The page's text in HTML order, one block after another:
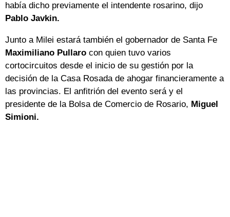
había dicho previamente el intendente rosarino, dijo
Pablo Javkin.
Junto a Milei estará también el gobernador de Santa Fe
Maximiliano Pullaro con quien tuvo varios
cortocircuitos desde el inicio de su gestión por la
decisión de la Casa Rosada de ahogar financieramente a
las provincias. El anfitrión del evento será y el
presidente de la Bolsa de Comercio de Rosario, Miguel
Simioni.